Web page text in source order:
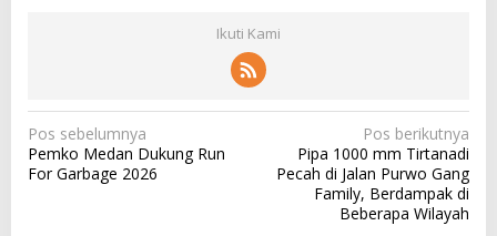
Ikuti Kami
N
a
Pos sebelumnya
Pemko Medan Dukung Run
For Garbage 2026
Pos berikutnya
Pipa 1000 mm Tirtanadi
Pecah di Jalan Purwo Gang
Family, Berdampak di
Beberapa Wilayah